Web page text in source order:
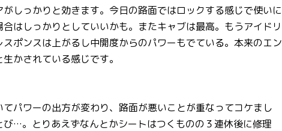
しっかりと効きます。今日の路面ではロックする感じで使いに
はしっかりとしていいかも。またキャブは最高。もうアイドリ
ポンスは上がるし中開度からのパワーもでている。本来のエン
かされている感じです。
パワーの出方が変わり、路面が悪いことが重なってコケまし
…。とりあえずなんとかシートはつくものの３連休後に修理